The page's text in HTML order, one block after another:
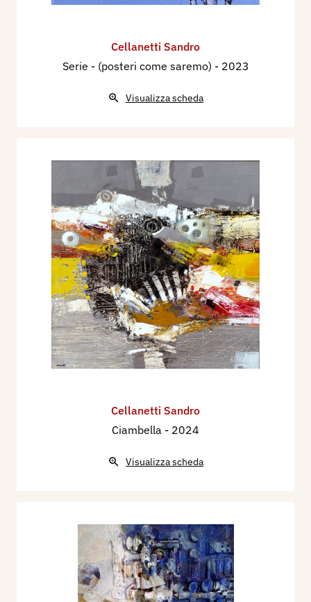
Cellanetti Sandro
Serie - (posteri come saremo) - 2023
Visualizza scheda
Cellanetti Sandro
Ciambella - 2024
Visualizza scheda